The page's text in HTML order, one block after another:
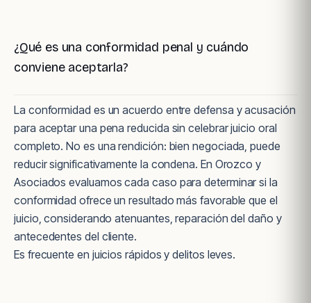
¿Qué es una conformidad penal y cuándo
conviene aceptarla?
La conformidad es un acuerdo entre defensa y acusación
para aceptar una pena reducida sin celebrar juicio oral
completo. No es una rendición: bien negociada, puede
reducir significativamente la condena. En Orozco y
Asociados evaluamos cada caso para determinar si la
conformidad ofrece un resultado más favorable que el
juicio, considerando atenuantes, reparación del daño y
antecedentes del cliente.
Es frecuente en juicios rápidos y delitos leves.